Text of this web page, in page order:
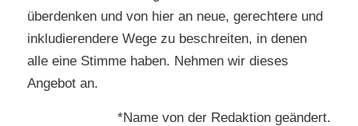
überdenken und von hier an neue, gerechtere und
inkludierendere Wege zu beschreiten, in denen
alle eine Stimme haben. Nehmen wir dieses
Angebot an.
*Name von der Redaktion geändert.